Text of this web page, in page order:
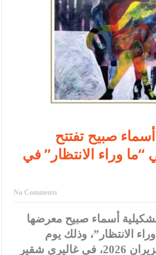
أسماء صبيح تفتتح
وراء الانتظار” في
No Comments
أسماء صبيح معرضها
الانتظار”، وذلك يوم
السبت الموافق 20 حزيران 2026، في غاليري شقير